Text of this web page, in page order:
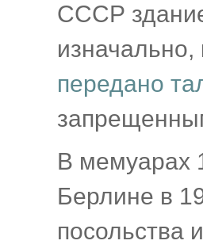
СССР
передано
В мемуарах
Берлине в
посольства